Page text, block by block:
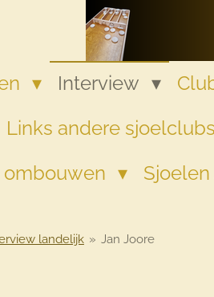
Interview
Links andere sjoelclubs
ombouwen
landelijk » Jan Joore